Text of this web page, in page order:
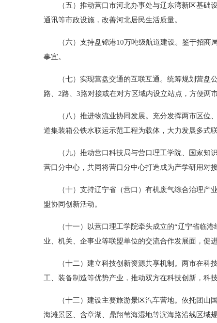
（五）推动营口市河北办事处与辽东湾新区基础设
通讯等市政设施，改善河北居民生活质量。
（六）支持盘锦港10万吨级航道建设。鉴于招商局
事宜。
（七）实现营盘交通的互联互通。统筹规划营盘公
路、2路、3路对接或在对方区域内设立站点，方便两
（八）推进物流业协同发展。充分发挥两市区位
道集装箱公铁水联运示范工程为载体，大力发展多式
（九）推动营口科技局与营口理工学院、国家知识
营口分中心，共同将营口分中心打造成为产学研用对
（十）支持辽宁省（营口）有机废气综合治理产业
盟协同创新活动。
（十一）以营口理工学院牵头成立的“辽宁省临港
业、机关、企事业等联盟单位的交流合作发展面，促
（十二）建立科技创新资源共享机制。两市在科技
工、装备制造等优势产业，推动双方在科技创新，科
（十三）建设主要旅游景区汽车营地。依托团山国
海滩景区、含章湖、鼎翔苇海湿地等滨海路沿线区域